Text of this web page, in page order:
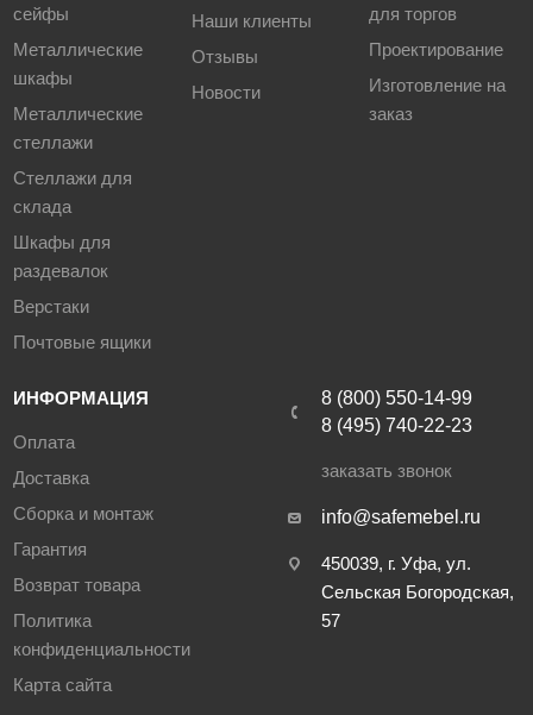
сейфы
Металлические
шкафы
Металлические
стеллажи
Стеллажи для
склада
Шкафы для
раздевалок
Верстаки
Почтовые ящики
Наши клиенты
Отзывы
Новости
для торгов
Проектирование
Изготовление на
заказ
ИНФОРМАЦИЯ
Оплата
Доставка
Сборка и монтаж
Гарантия
Возврат товара
Политика
конфиденциальности
Карта сайта
8 (800) 550-14-99
8 (495) 740-22-23
заказать звонок
info@safemebel.ru
450039, г. Уфа, ул.
Сельская Богородская,
57